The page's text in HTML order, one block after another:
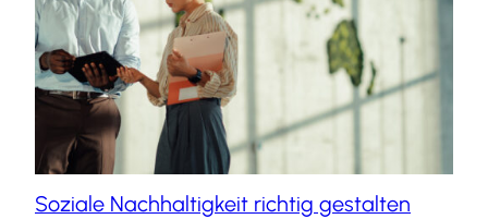
Soziale Nachhaltigkeit richtig gestalten